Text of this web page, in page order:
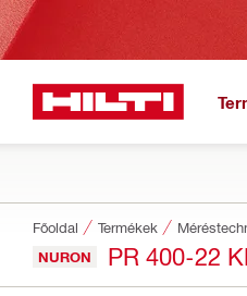
Főoldal Termékek
NURON PR 400-22